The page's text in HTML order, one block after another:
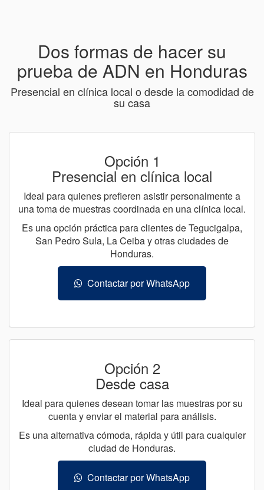
Dos formas de hacer su
prueba de ADN en Honduras
Presencial en clínica local o desde la comodidad de
su casa
Opción 1
Presencial en clínica local
Ideal para quienes prefieren asistir personalmente a
una toma de muestras coordinada en una clínica local.
Es una opción práctica para clientes de Tegucigalpa,
San Pedro Sula, La Ceiba y otras ciudades de
Honduras.
Contactar por WhatsApp
Opción 2
Desde casa
Ideal para quienes desean tomar las muestras por su
cuenta y enviar el material para análisis.
Es una alternativa cómoda, rápida y útil para cualquier
ciudad de Honduras.
Contactar por WhatsApp